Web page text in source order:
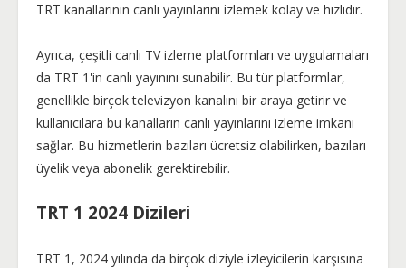
TRT kanallarının canlı yayınlarını izlemek kolay ve hızlıdır.
Ayrıca, çeşitli canlı TV izleme platformları ve uygulamaları
da TRT 1'in canlı yayınını sunabilir. Bu tür platformlar,
genellikle birçok televizyon kanalını bir araya getirir ve
kullanıcılara bu kanalların canlı yayınlarını izleme imkanı
sağlar. Bu hizmetlerin bazıları ücretsiz olabilirken, bazıları
üyelik veya abonelik gerektirebilir.
TRT 1 2024 Dizileri
TRT 1, 2024 yılında da birçok diziyle izleyicilerin karşısına